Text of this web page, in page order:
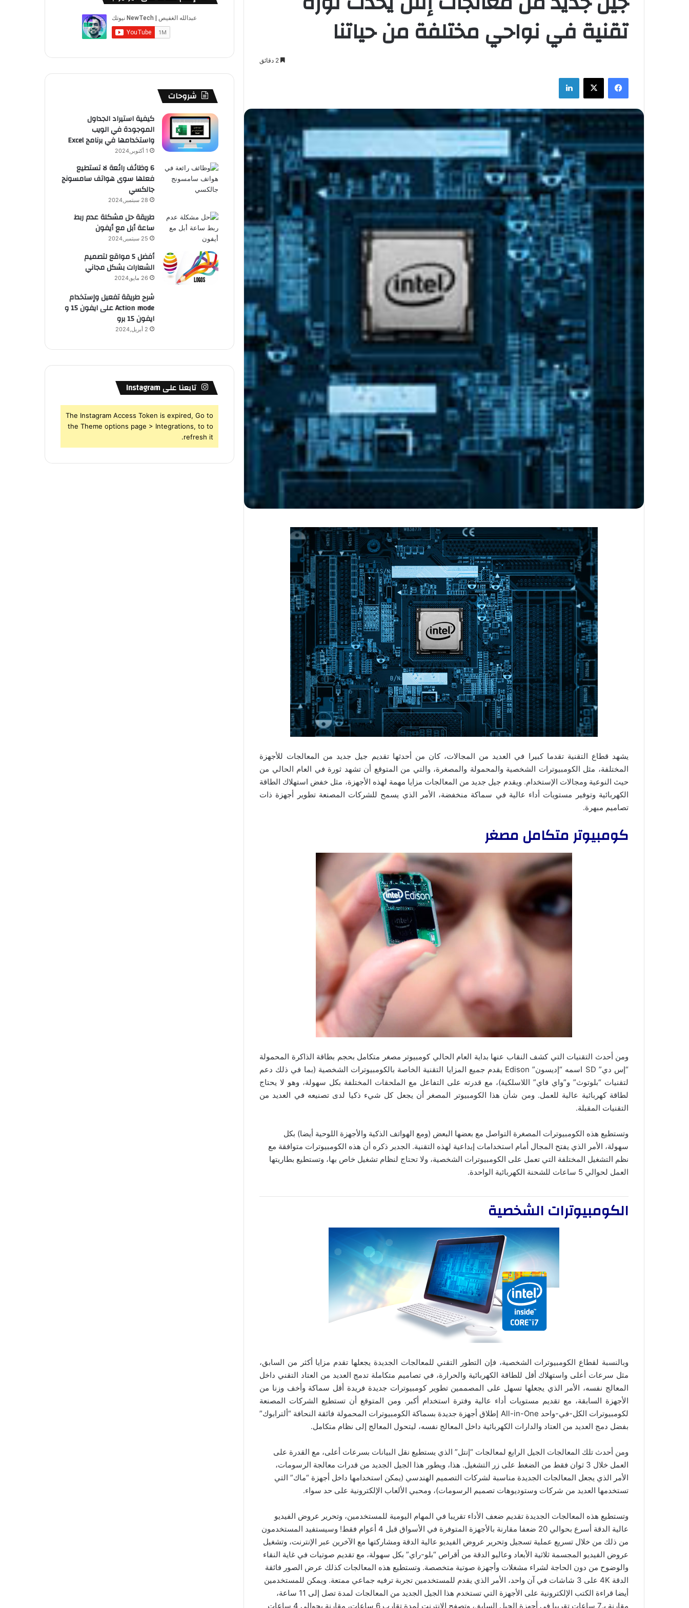
تقنية في نواحي مختلفة من حياتنا
فيسبوك
يشهد قطاع التقنية تقدما كبيرا في العديد من المجالات، كان من أحدثها تقديم جيل جديد من المعالجات للأجهزة
المختلفة، مثل الكومبيوترات الشخصية والمحمولة والمصغرة، والتي من المتوقع أن تشهد ثورة في العام الحالي من
حيث النوعية ومجالات الإستخدام. ويقدم جيل جديد من المعالجات مزايا مهمة لهذه الأجهزة، مثل خفض استهلاك الطاقة
الكهربائية وتوفير مستويات أداء عالية في سماكة منخفضة، الأمر الذي يسمح للشركات المصنعة تطوير أجهزة ذات
تصاميم مبهرة.
كومبيوتر متكامل مصغر
ومن أحدث التقنيات التي كشف النقاب عنها بداية العام الحالي كومبيوتر مصغر متكامل بحجم بطاقة الذاكرة المحمولة
“إس دي” SD اسمه “إديسون” Edison يقدم جميع المزايا التقنية الخاصة بالكومبيوترات الشخصية (بما في ذلك دعم
لتقنيات “بلوتوث” و”واي فاي” اللاسلكية)، مع قدرته على التفاعل مع الملحقات المختلفة بكل سهولة، وهو لا يحتاج
لطاقة كهربائية عالية للعمل. ومن شأن هذا الكومبيوتر المصغر أن يجعل كل شيء ذكيا لدى تصنيعه في العديد من
التقنيات المقبلة.
وتستطيع هذه الكومبيوترات المصغرة التواصل مع بعضها البعض (ومع الهواتف الذكية والأجهزة اللوحية أيضا) بكل
سهولة، الأمر الذي يفتح المجال أمام استخدامات إبداعية لهذه التقنية. الجدير ذكره أن هذه الكومبيوترات متوافقة مع
نظم التشغيل المختلفة التي تعمل على الكومبيوترات الشخصية، ولا تحتاج لنظام تشغيل خاص بها، وتستطيع بطاريتها
العمل لحوالي 5 ساعات للشحنة الكهربائية الواحدة.
الكومبيوترات الشخصية
وبالنسبة لقطاع الكومبيوترات الشخصية، فإن التطور التقني للمعالجات الجديدة يجعلها تقدم مزايا أكثر من السابق،
مثل سرعات أعلى واستهلاك أقل للطاقة الكهربائية والحرارة، في تصاميم متكاملة تدمج العديد من العتاد التقني داخل
المعالج نفسه، الأمر الذي يجعلها تسهل على المصممين تطوير كومبيوترات جديدة فريدة أقل سماكة وأخف وزنا من
الأجهزة السابقة، مع تقديم مستويات أداء عالية وفترة استخدام أكبر. ومن المتوقع أن تستطيع الشركات المصنعة
لكومبيوترات الكل-في-واحد All-in-One إطلاق أجهزة جديدة بسماكة الكومبيوترات المحمولة فائقة النحافة “ألترابوك”
بفضل دمج العديد من العتاد والدارات الكهربائية داخل المعالج نفسه، ليتحول المعالج إلى نظام متكامل.
ومن أحدث تلك المعالجات الجيل الرابع لمعالجات “إنتل” الذي يستطيع نقل البيانات بسرعات أعلى، مع القدرة على
العمل خلال 3 ثوان فقط من الضغط على زر التشغيل. هذا، ويطور هذا الجيل الجديد من قدرات معالجة الرسومات،
الأمر الذي يجعل المعالجات الجديدة مناسبة لشركات التصميم الهندسي (يمكن استخدامها داخل أجهزة “ماك” التي
تستخدمها العديد من شركات وستوديوهات تصميم الرسومات)، ومحبي الألعاب الإلكترونية على حد سواء.
وتستطيع هذه المعالجات الجديدة تقديم ضعف الأداء تقريبا في المهام اليومية للمستخدمين، وتحرير عروض الفيديو
عالية الدقة أسرع بحوالي 20 ضعفا مقارنة بالأجهزة المتوفرة في الأسواق قبل 4 أعوام فقط! وسيستفيد المستخدمون
من ذلك من خلال تسريع عملية تسجيل وتحرير عروض الفيديو عالية الدقة ومشاركتها مع الآخرين عبر الإنترنت، وتشغيل
عروض الفيديو المجسمة ثلاثية الأبعاد وعاليو الدقة من أقراص “بلو-راي” بكل سهولة، مع تقديم صوتيات في غاية النقاء
والوضوح من دون الحاجة لشراء مشغلات وأجهزة صوتية متخصصة. وتستطيع هذه المعالجات كذلك عرض الصور فائقة
الدقة 4K على 3 شاشات في آن واحد، الأمر الذي يقدم للمستخدمين تجربة ترفيه جماعي ممتعة. ويمكن للمستخدمين
أيضا قراءة الكتب الإلكترونية على الأجهزة التي تستخدم هذا الجيل الجديد من المعالجات لمدة تصل إلى 11 ساعة،
مقارنة بـ7 ساعات تقريبا في أجهزة الجيل السابق، وتصفح الإنترنت لمدة تقارب 6 ساعات، مقارنة بحوالي 4 ساعات
T
e
ق
ت
ر
S
شروحات
كيفية استيراد الجداول
الموجودة في الويب
واستخدامها في برنامج Excel
1 أكتوبر,2024
6 وظائف رائعة لا تستطيع
فعلها سوى هواتف سامسونج
جالكسي
28 سبتمبر,2024
طريقة حل مشكلة عدم ربط
ساعة أبل مع أيفون
25 سبتمبر,2024
أفضل 5 مواقع لتصميم
الشعارات بشكل مجاني
26 مايو,2024
شرح طريقة تفعيل وإستخدام
Action mode على ايفون 15 و
ايفون 15 برو
2 أبريل,2024
تابعنا على Instagram
The Instagram Access Token is expired, Go to
the Theme options page > Integrations, to to
refresh it.